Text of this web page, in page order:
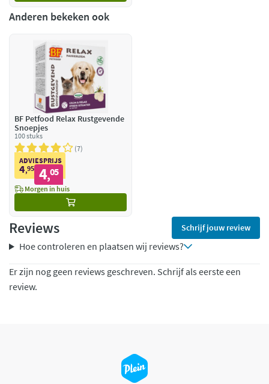
Anderen bekeken ook
BF Petfood Relax Rustgevende
Snoepjes
100 stuks
7
ADVIESPRIJS
4,95 4,05
Morgen in huis
Reviews Schrijf jouw review
Hoe controleren en plaatsen wij reviews?
Er zijn nog geen reviews geschreven. Schrijf als eerste een
review.